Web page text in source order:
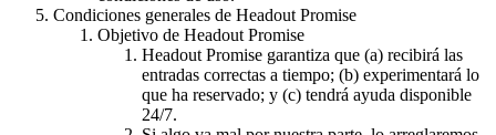
Condiciones generales de Headout Promise
Objetivo de Headout Promise
Headout Promise garantiza que (a) recibirá las
entradas correctas a tiempo; (b) experimentará lo
que ha reservado; y (c) tendrá ayuda disponible
24/7.